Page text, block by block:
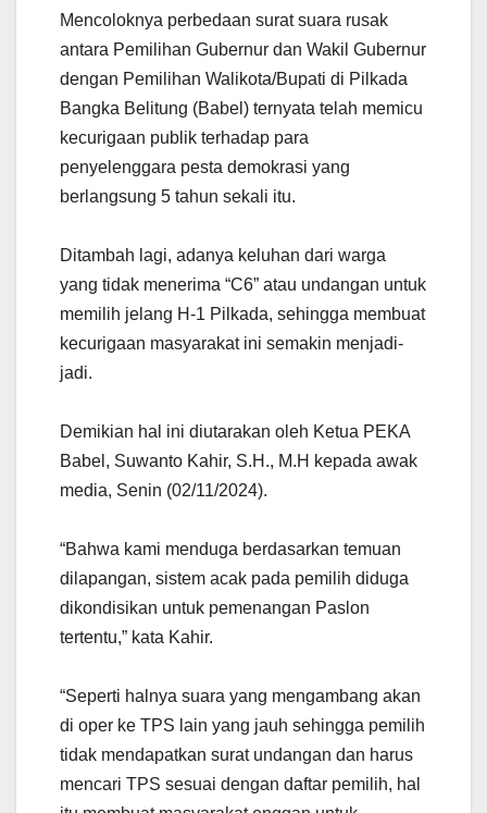
Mencoloknya perbedaan surat suara rusak
antara Pemilihan Gubernur dan Wakil Gubernur
dengan Pemilihan Walikota/Bupati di Pilkada
Bangka Belitung (Babel) ternyata telah memicu
kecurigaan publik terhadap para
penyelenggara pesta demokrasi yang
berlangsung 5 tahun sekali itu.
Ditambah lagi, adanya keluhan dari warga
yang tidak menerima “C6” atau undangan untuk
memilih jelang H-1 Pilkada, sehingga membuat
kecurigaan masyarakat ini semakin menjadi-
jadi.
Demikian hal ini diutarakan oleh Ketua PEKA
Babel, Suwanto Kahir, S.H., M.H kepada awak
media, Senin (02/11/2024).
“Bahwa kami menduga berdasarkan temuan
dilapangan, sistem acak pada pemilih diduga
dikondisikan untuk pemenangan Paslon
tertentu,” kata Kahir.
“Seperti halnya suara yang mengambang akan
di oper ke TPS lain yang jauh sehingga pemilih
tidak mendapatkan surat undangan dan harus
mencari TPS sesuai dengan daftar pemilih, hal